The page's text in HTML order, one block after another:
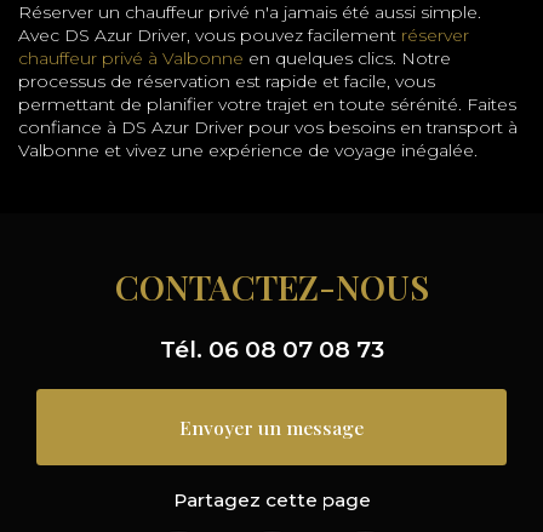
Réserver un chauffeur privé n'a jamais été aussi simple.
Avec DS Azur Driver, vous pouvez facilement réserver
chauffeur privé à Valbonne en quelques clics. Notre
processus de réservation est rapide et facile, vous
permettant de planifier votre trajet en toute sérénité. Faites
confiance à DS Azur Driver pour vos besoins en transport à
Valbonne et vivez une expérience de voyage inégalée.
CONTACTEZ-NOUS
Tél. 06 08 07 08 73
Envoyer un message
Partagez cette page